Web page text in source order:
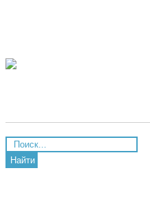
Найти